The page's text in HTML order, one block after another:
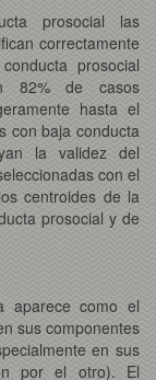
prosocial las
correctamente
prosocial
82% de casos
hasta el
con baja conducta
la validez del
con el
centroides de la
prosocial y de
aparece como el
sus componentes
en sus
por el otro). El